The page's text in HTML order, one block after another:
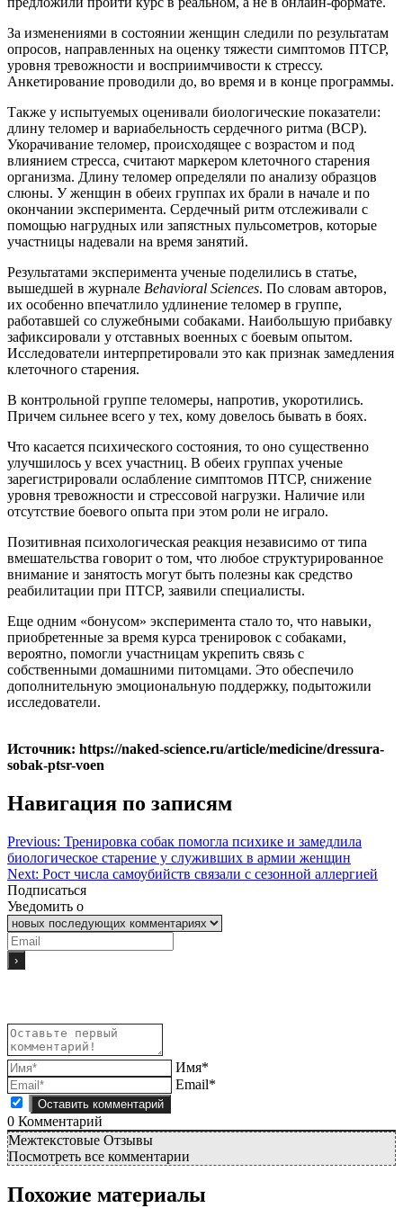
За изменениями в состоянии женщин следили по результатам
опросов, направленных на оценку тяжести симптомов ПТСР,
уровня тревожности и восприимчивости к стрессу.
Анкетирование проводили до, во время и в конце программы.
Также у испытуемых оценивали биологические показатели:
длину теломер и вариабельность сердечного ритма (ВСР).
Укорачивание теломер, происходящее с возрастом и под
влиянием стресса, считают маркером клеточного старения
организма. Длину теломер определяли по анализу образцов
слюны. У женщин в обеих группах их брали в начале и по
окончании эксперимента. Сердечный ритм отслеживали с
помощью нагрудных или запястных пульсометров, которые
участницы надевали на время занятий.
Результатами эксперимента ученые поделились в статье,
вышедшей в журнале Behavioral Sciences. По словам авторов,
их особенно впечатлило удлинение теломер в группе,
работавшей со служебными собаками. Наибольшую прибавку
зафиксировали у отставных военных с боевым опытом.
Исследователи интерпретировали это как признак замедления
клеточного старения.
В контрольной группе теломеры, напротив, укоротились.
Причем сильнее всего у тех, кому довелось бывать в боях.
Что касается психического состояния, то оно существенно
улучшилось у всех участниц. В обеих группах ученые
зарегистрировали ослабление симптомов ПТСР, снижение
уровня тревожности и стрессовой нагрузки. Наличие или
отсутствие боевого опыта при этом роли не играло.
Позитивная психологическая реакция независимо от типа
вмешательства говорит о том, что любое структурированное
внимание и занятость могут быть полезны как средство
реабилитации при ПТСР, заявили специалисты.
Еще одним «бонусом» эксперимента стало то, что навыки,
приобретенные за время курса тренировок с собаками,
вероятно, помогли участницам укрепить связь с
собственными домашними питомцами. Это обеспечило
дополнительную эмоциональную поддержку, подытожили
исследователи.
Источник: https://naked-science.ru/article/medicine/dressura-
sobak-ptsr-voen
Навигация по записям
Previous: Тренировка собак помогла психике и замедлила
биологическое старение у служивших в армии женщин
Next: Рост числа самоубийств связали с сезонной аллергией
Подписаться
Уведомить о
Имя*
Email*
0 Комментарий
Межтекстовые Отзывы
Посмотреть все комментарии
Похожие материалы